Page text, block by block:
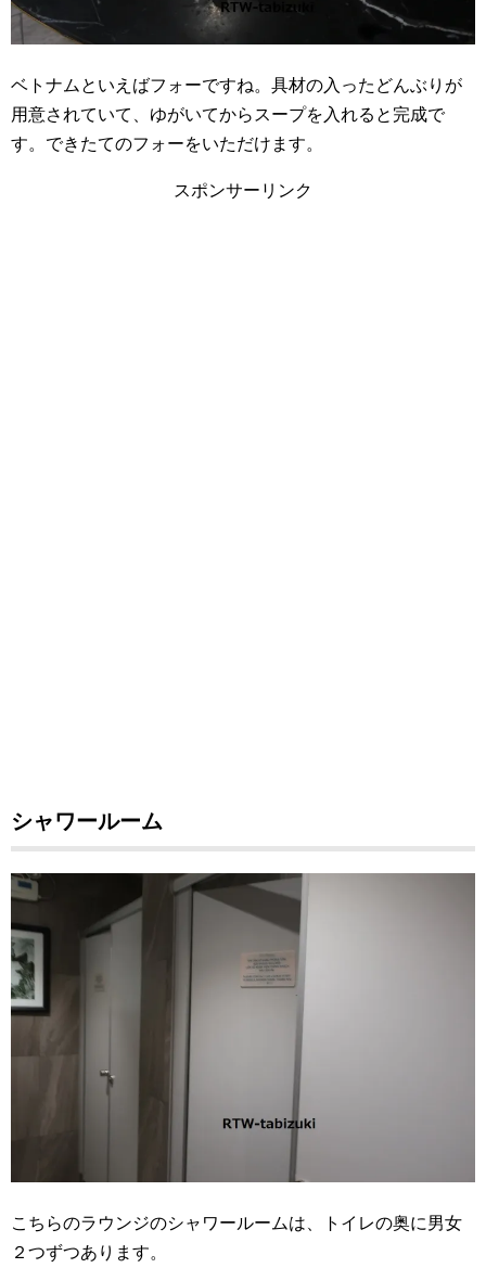
ベトナムといえばフォーですね。具材の入ったどんぶりが
用意されていて、ゆがいてからスープを入れると完成で
す。できたてのフォーをいただけます。
スポンサーリンク
シャワールーム
こちらのラウンジのシャワールームは、トイレの奥に男女
２つずつあります。